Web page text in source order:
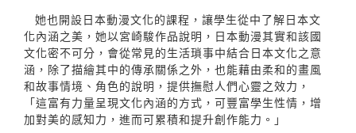
她也開設日本動漫文化的課程，讓學生從中了解日本文
化內涵之美，她以宮崎駿作品說明，日本動漫其實和該國
文化密不可分，會從常見的生活瑣事中結合日本文化之意
涵，除了描繪其中的傳承關係之外，也能藉由柔和的畫風
和故事情境、角色的說明，提供撫慰人們心靈之效力，
「這富有力量呈現文化內涵的方式，可豐富學生性情，增
加對美的感知力，進而可累積和提升創作能力。」